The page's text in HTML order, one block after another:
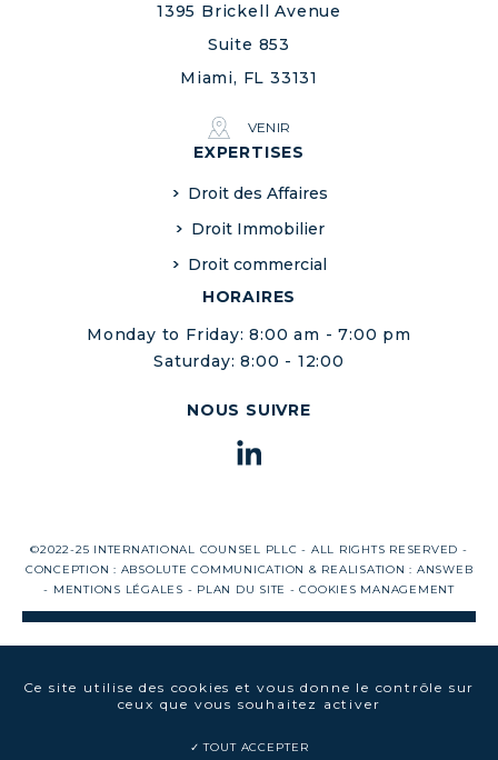
1395 Brickell Avenue
Suite 853
Miami, FL 33131
VENIR
EXPERTISES
Droit des Affaires
Droit Immobilier
Droit commercial
HORAIRES
Monday to Friday: 8:00 am - 7:00 pm
Saturday: 8:00 - 12:00
NOUS SUIVRE
©2022-25 INTERNATIONAL COUNSEL PLLC - ALL RIGHTS RESERVED -
CONCEPTION : ABSOLUTE COMMUNICATION & REALISATION : ANSWEB
- MENTIONS LÉGALES - PLAN DU SITE -COOKIES MANAGEMENT
Ce site utilise des cookies et vous donne le contrôle sur
ceux que vous souhaitez activer
TOUT ACCEPTER